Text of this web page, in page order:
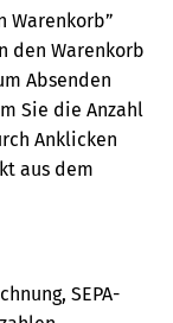
Warenkorb”
den Warenkorb
Absenden
Sie die Anzahl
Anklicken
aus dem
SEPA-